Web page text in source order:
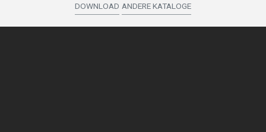
DOWNLOAD ANDERE KATALOGE